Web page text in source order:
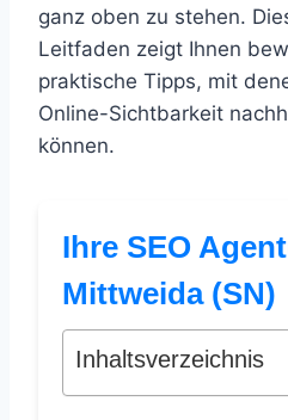
ganz oben zu stehen.
Leitfaden zeigt Ihnen
praktische Tipps, mit
Online-Sichtbarkeit
können.
Ihre SEO
Mittweida (SN)
Inhaltsverzeichnis